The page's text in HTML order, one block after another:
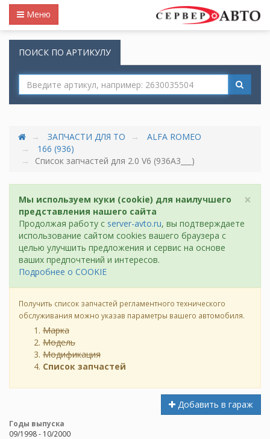
Меню
ПОИСК ПО АРТИКУЛУ
ЗАПЧАСТИ ДЛЯ ТО
ALFA ROMEO
166 (936)
Список запчастей для 2.0 V6 (936A3___)
×
Мы используем куки (cookie) для наилучшего
представления нашего сайта
Продолжая работу с server-avto.ru, вы подтверждаете
использование сайтом cookies вашего браузера с
целью улучшить предложения и сервис на основе
ваших предпочтений и интересов.
Подробнее о COOKIE
Получить список запчастей регламентного технического
обслуживания можно указав параметры вашего автомобиля.
Марка
Модель
Модификация
Список запчастей
Добавить в гараж
Годы выпуска
09/1998 - 10/2000